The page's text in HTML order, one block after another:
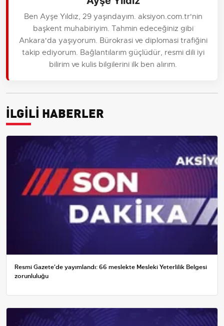
Ben Ayşe Yıldız, 29 yaşındayım. aksiyon.com.tr'nin
başkent muhabiriyim. Tahmin edeceğiniz gibi
Ankara'da yaşıyorum. Bürokrasi ve diplomasi trafiğini
takip ediyorum. Bağlantılarım güçlüdür, resmi dili iyi
bilirim ve kulis bilgilerini ilk ben alırım.
İLGİLİ HABERLER
Resmi Gazete'de yayımlandı: 66 meslekte Mesleki Yeterlilik Belgesi
zorunluluğu